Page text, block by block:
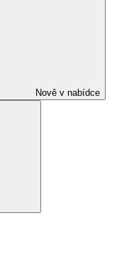
Nově v nabídce